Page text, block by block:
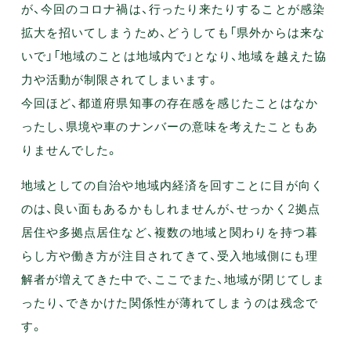
が、今回のコロナ禍は、行ったり来たりすることが感染
拡大を招いてしまうため、どうしても「県外からは来な
いで」「地域のことは地域内で」となり、地域を越えた協
力や活動が制限されてしまいます。
今回ほど、都道府県知事の存在感を感じたことはなか
ったし、県境や車のナンバーの意味を考えたこともあ
りませんでした。
地域としての自治や地域内経済を回すことに目が向く
のは、良い面もあるかもしれませんが、せっかく2拠点
居住や多拠点居住など、複数の地域と関わりを持つ暮
らし方や働き方が注目されてきて、受入地域側にも理
解者が増えてきた中で、ここでまた、地域が閉じてしま
ったり、できかけた関係性が薄れてしまうのは残念で
す。